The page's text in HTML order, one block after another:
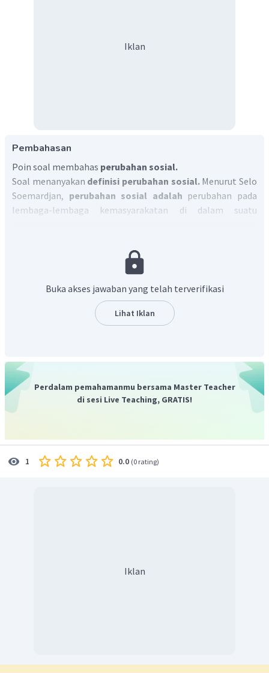
Iklan
Pembahasan
Poin soal membahas perubahan sosial.
Soal menanyakan definisi perubahan sosial.Menurut Selo
Soemardjan, perubahan sosial adalah perubahan pada
lembaga-lembaga kemasyarakatan di dalam suatu
Buka akses jawaban yang telah terverifikasi
Lihat Iklan
Perdalam pemahamanmu bersama Master Teacher
di sesi Live Teaching, GRATIS!
1 0.0 (0 rating)
Iklan